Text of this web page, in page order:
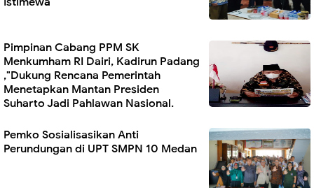
Pimpinan Cabang PPM SK
Menkumham RI Dairi, Kadirun Padang
,"Dukung Rencana Pemerintah
Menetapkan Mantan Presiden
Suharto Jadi Pahlawan Nasional.
Pemko Sosialisasikan Anti
Perundungan di UPT SMPN 10 Medan